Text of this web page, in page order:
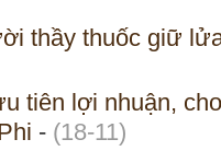
thầy thuốc giữ
tiên lợi nhuận,
- (18-11)